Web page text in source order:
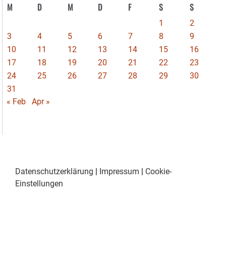
M D M D F S S
1
2
3
4 5 6 7 8
9
10
11 12 13 14 15
16
17
18 19 20 21 22
23
24
25 26 27 28 29
30
31
« Feb
Apr »
Datenschutzerklärung | Impressum | Cookie-
Einstellungen